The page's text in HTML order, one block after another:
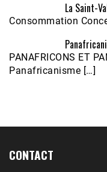
Écoutez le
Nobana
Feb 24, 2021 • 28mn
La Saint-
Consommation
PANAFRICONS ET
Panafricanisme […]
CONTACT